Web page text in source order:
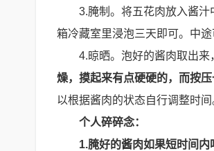
3.腌制。将五花肉放入酱汁
箱冷藏室里浸泡三天即可。中
4.晾晒。泡好的酱肉取出来
燥，摸起来有点硬硬的，而按压
以根据酱肉的状态自行调整时间
个人碎碎念：
1.腌好的酱肉如果短时间